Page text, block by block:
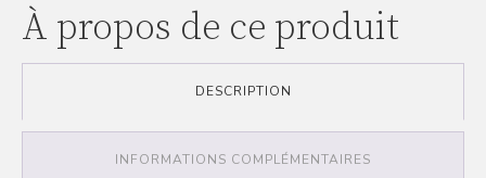
À propos de ce produit
DESCRIPTION
INFORMATIONS COMPLÉMENTAIRES